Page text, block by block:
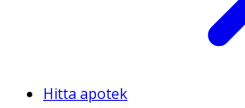
Hitta apotek